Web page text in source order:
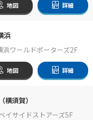
地図 詳細
浜
ワールドポーターズ2F
地図 詳細
須賀）
イサイドストアーズ5F